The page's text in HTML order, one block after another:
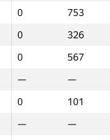
0
753
0
326
0
567
—
—
0
101
—
—
0
753
0
326
0
567
—
—
0
101
—
—